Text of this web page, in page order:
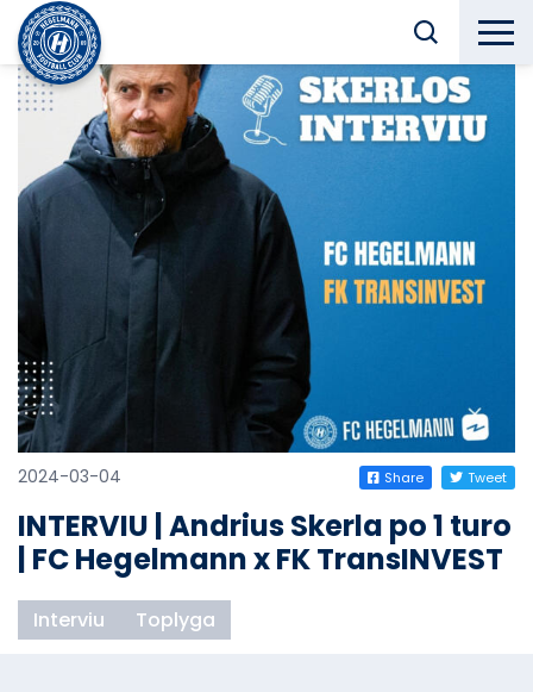
2024-03-04 Share Tweet
INTERVIU | Andrius Skerla po 1 turo
| FC Hegelmann x FK TransINVEST
Interviu Toplyga